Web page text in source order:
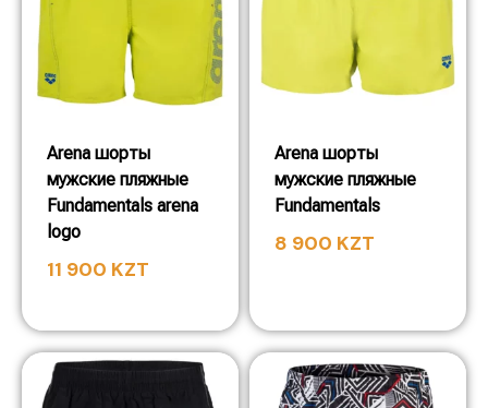
Arena шорты
мужские пляжные
Fundamentals arena
logo
11 900 KZT
Arena шорты
мужские пляжные
Fundamentals
8 900 KZT